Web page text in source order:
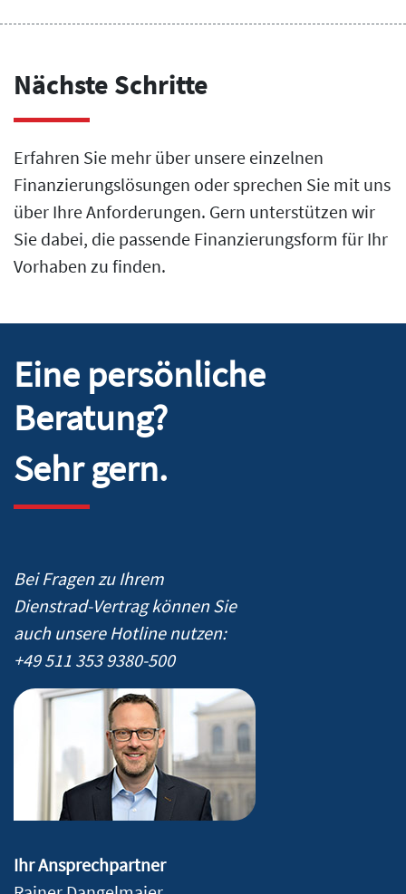
Nächste Schritte
Erfahren Sie mehr über unsere einzelnen
Finanzierungslösungen oder sprechen Sie mit uns
über Ihre Anforderungen. Gern unterstützen wir
Sie dabei, die passende Finanzierungsform für Ihr
Vorhaben zu finden.
Eine persönliche
Beratung?
Sehr gern.
Bei Fragen zu Ihrem
Dienstrad-Vertrag können Sie
auch unsere Hotline nutzen:
+49 511 353 9380-500
Ihr Ansprechpartner